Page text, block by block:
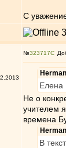
С
№323717
Елена
Не о
учителем
времена
В